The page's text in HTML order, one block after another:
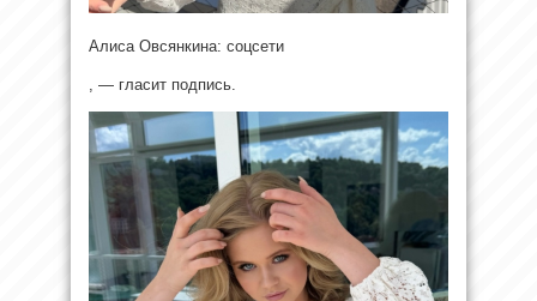
Алиса Овсянкина: соцсети
, — гласит подпись.